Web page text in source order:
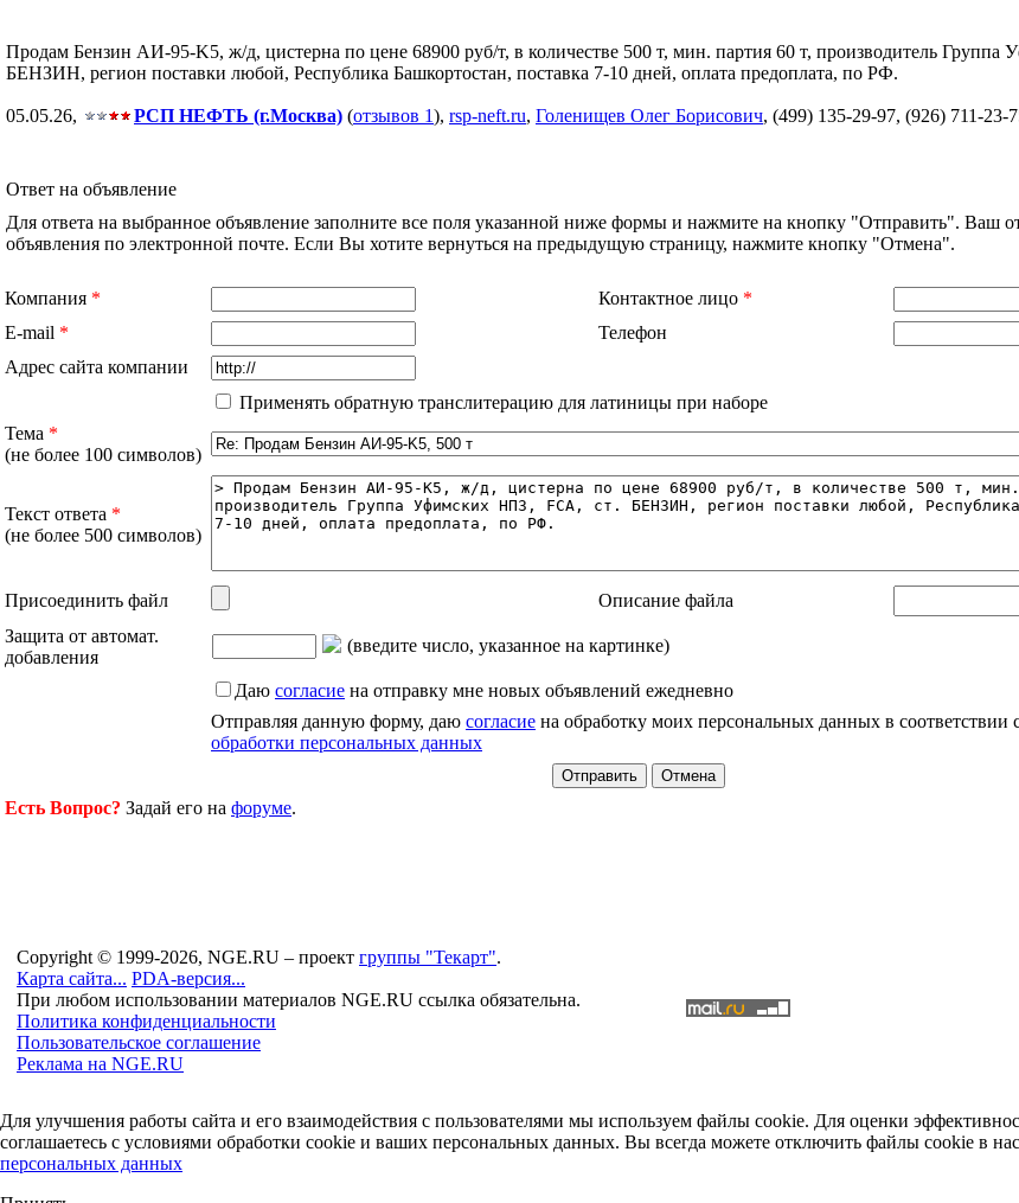
Продам Бензин АИ-95-K5, ж/д, цистерна по цене 68900 руб/т, в количестве 500 т, мин. партия 60 т, производитель
БЕНЗИН, регион поставки любой, Республика Башкортостан, поставка 7-10 дней, оплата предоплата, по РФ.
05.05.26, РСП НЕФТЬ (г.Москва) (отзывов 1), rsp-neft.ru, Голенищев Олег Борисович, (499) 135-29-97, (926) 711-23-
Ответ на объявление
Для ответа на выбранное объявление заполните все поля указанной ниже формы и нажмите на кнопку "Отправить". Ваш
объявления по электронной почте. Если Вы хотите вернуться на предыдущую страницу, нажмите кнопку "Отмена".
Компания * Контактное лицо *
E-mail *
Телефон
Адрес сайта компании
Применять обратную транслитерацию для латиницы при наборе
Тема *
(не более 100 символов)
Текст ответа *
(не более 500 символов)
Присоединить файл
Описание файла
Защита от автомат.
добавления
(введите число, указанное на картинке)
Даю согласие на отправку мне новых объявлений ежедневно
Отправляя данную форму, даю согласие на обработку моих персональных данных в соответствии
обработки персональных данных
Есть Вопрос? Задай его на форуме.
Copyright © 1999-2026, NGE.RU – проект группы "Текарт".
Карта сайта... PDA-версия...
При любом использовании материалов NGE.RU ссылка обязательна.
Политика конфиденциальности
Пользовательское соглашение
Реклама на NGE.RU
Для улучшения работы сайта и его взаимодействия с пользователями мы используем файлы cookie. Для оценки
соглашаетесь с условиями обработки cookie и ваших персональных данных. Вы всегда можете отключить файлы cookie в
персональных данных